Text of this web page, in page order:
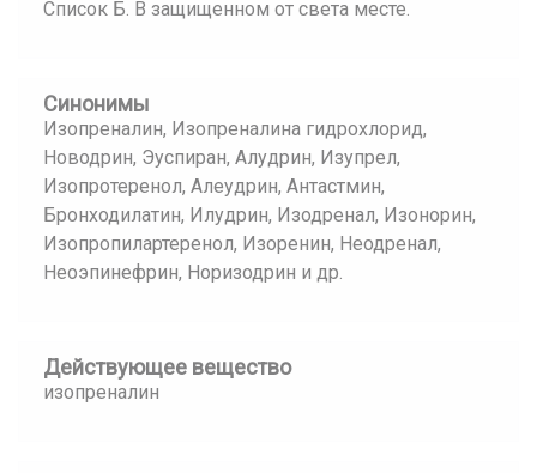
Список Б. В защищенном от света месте.
Синонимы
Изопреналин, Изопреналина гидрохлорид,
Новодрин, Эуспиран, Алудрин, Изупрел,
Изопротеренол, Алеудрин, Антастмин,
Бронходилатин, Илудрин, Изодренал, Изонорин,
Изопропилартеренол, Изоренин, Неодренал,
Неоэпинефрин, Норизодрин и др.
Действующее вещество
изопреналин